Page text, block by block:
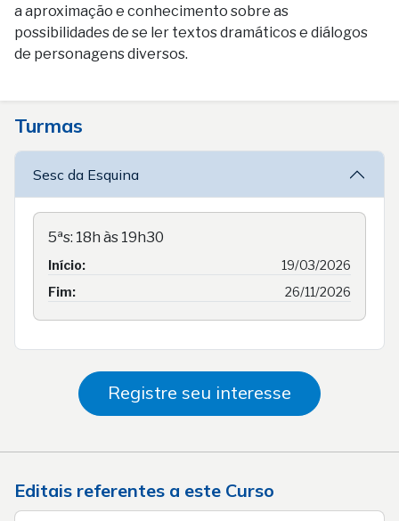
a aproximação e conhecimento sobre as
possibilidades de se ler textos dramáticos e diálogos
de personagens diversos.
Turmas
Sesc da Esquina
5ªs: 18h às 19h30
Início:
19/03/2026
Fim:
26/11/2026
Registre seu interesse
Editais referentes a este Curso